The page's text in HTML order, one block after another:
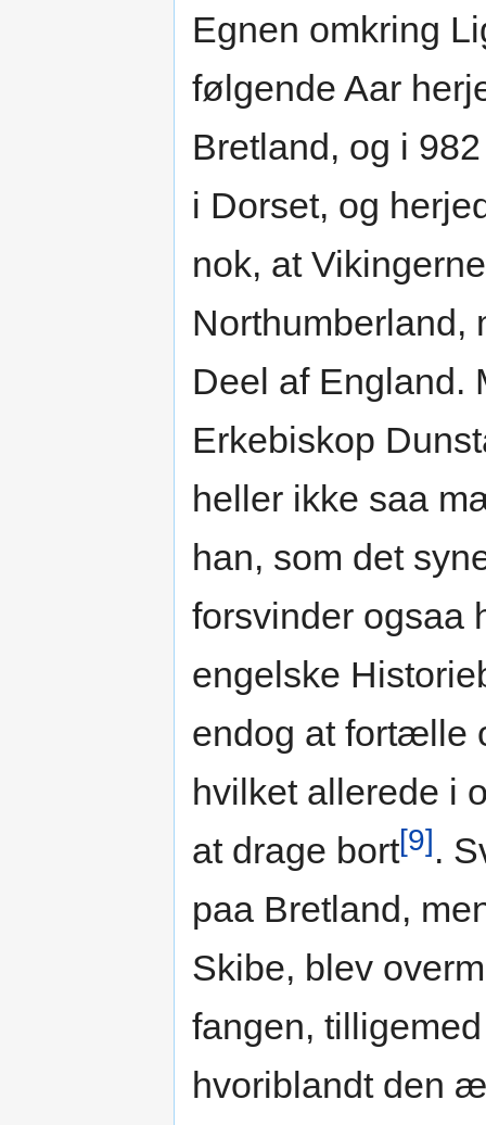
Egnen omkring
følgende Aar
Bretland, og i
i Dorset, og
nok, at
Northumberland,
Deel af England.
Erkebiskop
heller ikke saa
han, som det
forsvinder ogsaa
engelske
endog at fortælle
hvilket allerede i
at drage bort[9].
paa Bretland,
Skibe, blev
fangen,
hvoriblandt den